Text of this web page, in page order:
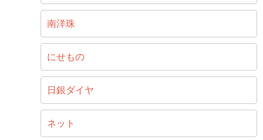
南洋珠
にせもの
日銀ダイヤ
ネット